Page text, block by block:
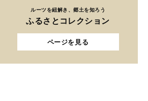
ルーツを紐解き、郷土を知ろう
ふるさとコレクション
ページを見る